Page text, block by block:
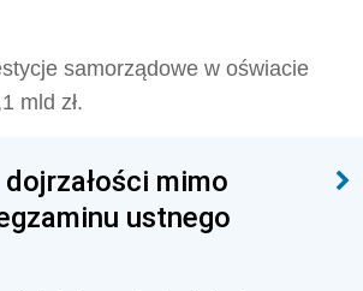
samorządowe w oświacie
mld zł.
mimo
ustnego